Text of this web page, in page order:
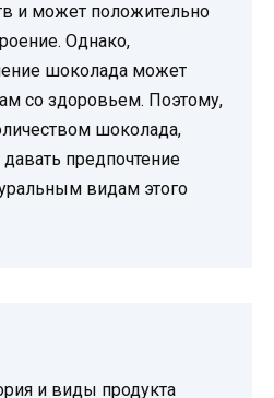
и может положительно
Однако,
шоколада может
со здоровьем. Поэтому,
шоколада,
предпочтение
видам этого
и виды продукта